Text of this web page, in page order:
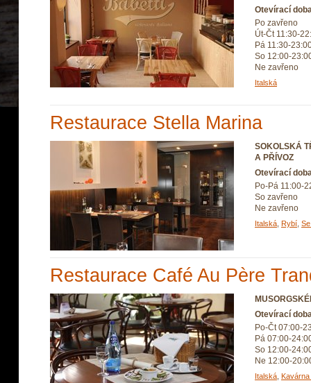
Otevírací
Po zavřeno
Út-Čt 11:30-
Pá 11:30-
So 12:00-
Ne zavřeno
Italská
Restaurace Stella Marina
SOKOLSKÁ
A PŘÍVOZ
Otevírací
Po-Pá 11:00-
So zavřeno
Ne zavřeno
Italská Rybí
Restaurace Café Au Père
Otevírací
Po-Čt 07:00-
Pá 07:00-
So 12:00-
Ne 12:00-
Italská Kavárna